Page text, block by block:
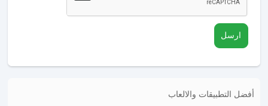
ارسل
أفضل التطبيقات والالعاب